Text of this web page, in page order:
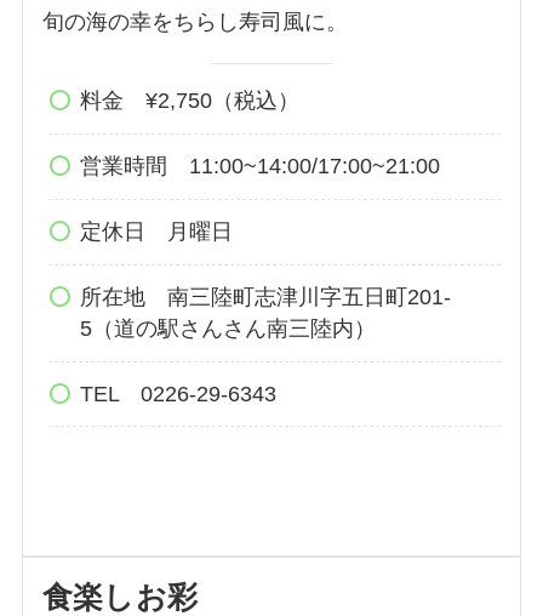
旬の海の幸をちらし寿司風に。
料金 ¥2,750（税込）
営業時間 11:00~14:00/17:00~21:00
定休日 月曜日
所在地 南三陸町志津川字五日町201-
5（道の駅さんさん南三陸内）
TEL 0226-29-6343
食楽しお彩